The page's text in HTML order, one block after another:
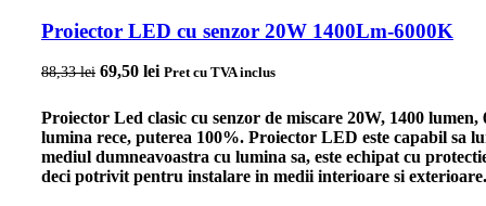
Proiector LED cu senzor 20W 1400Lm-6000K
88,33lei Prețul inițial a fost: 88,33 lei.
69,50 lei Prețul curent este: 69,50 lei.
Pret cu TVA inclus
Proiector Led clasic cu senzor de miscare 20W, 1400 lumen,
lumina rece, puterea 100%. Proiector LED este capabil sa
mediul dumneavoastra cu lumina sa, este echipat cu
deci potrivit pentru instalare in medii interioare si exterioare.